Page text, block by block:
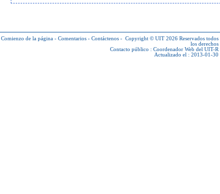
Comienzo de la página - Comentarios - Contáctenos - Copyright © UIT 2026 Reservados todos
los derechos
Contacto público : Coordenador Web del UIT-R
Actualizado el : 2013-01-30